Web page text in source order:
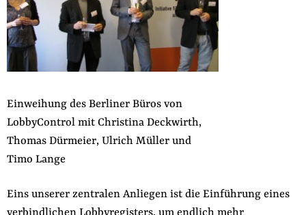
Einweihung des Berliner Büros von
LobbyControl mit Christina Deckwirth,
Thomas Dürmeier, Ulrich Müller und
Timo Lange
Eins unserer zentralen Anliegen ist die Einführung eines